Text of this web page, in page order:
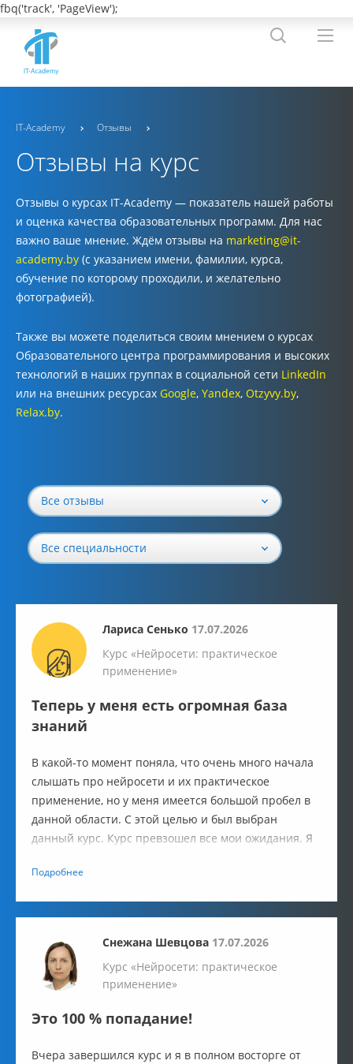
fbq('track', 'PageView');
IT-Academy Отзывы
Отзывы на курс
Отзывы о курсах IT-Academy — показатель нашей работы
и оценка качества образовательных программ. Для нас
важно ваше мнение. Ждём отзывы на marketing@it-
academy.by (с указанием имени, фамилии, курса,
обучение по которому проходили, и желательно
фотографией).
Также вы можете поделиться своим мнением о курсах
Образовательного центра программирования и высоких
технологий в наших группах в социальной сети LinkedIn
или на внешних ресурсах Google, Yandex, Otzyvy.by,
Relax.by.
Все отзывы
Все специальности
Лариса Сенько 17.07.2026
Курс «Нейросети: практическое
применение»
Теперь у меня есть огромная база
знаний
В какой-то момент поняла, что очень много начала
слышать про нейросети и их практическое
применение, но у меня имеется большой пробел в
данной области. С этой целью и был выбран
данный курс. Курс превзошел все мои ожидания. Я
уровень своей квалификации.
Подробнее
Снежана Шевцова 17.07.2026
Курс «Нейросети: практическое
применение»
Это 100 % попадание!
Вчера завершился курс и я в полном восторге от